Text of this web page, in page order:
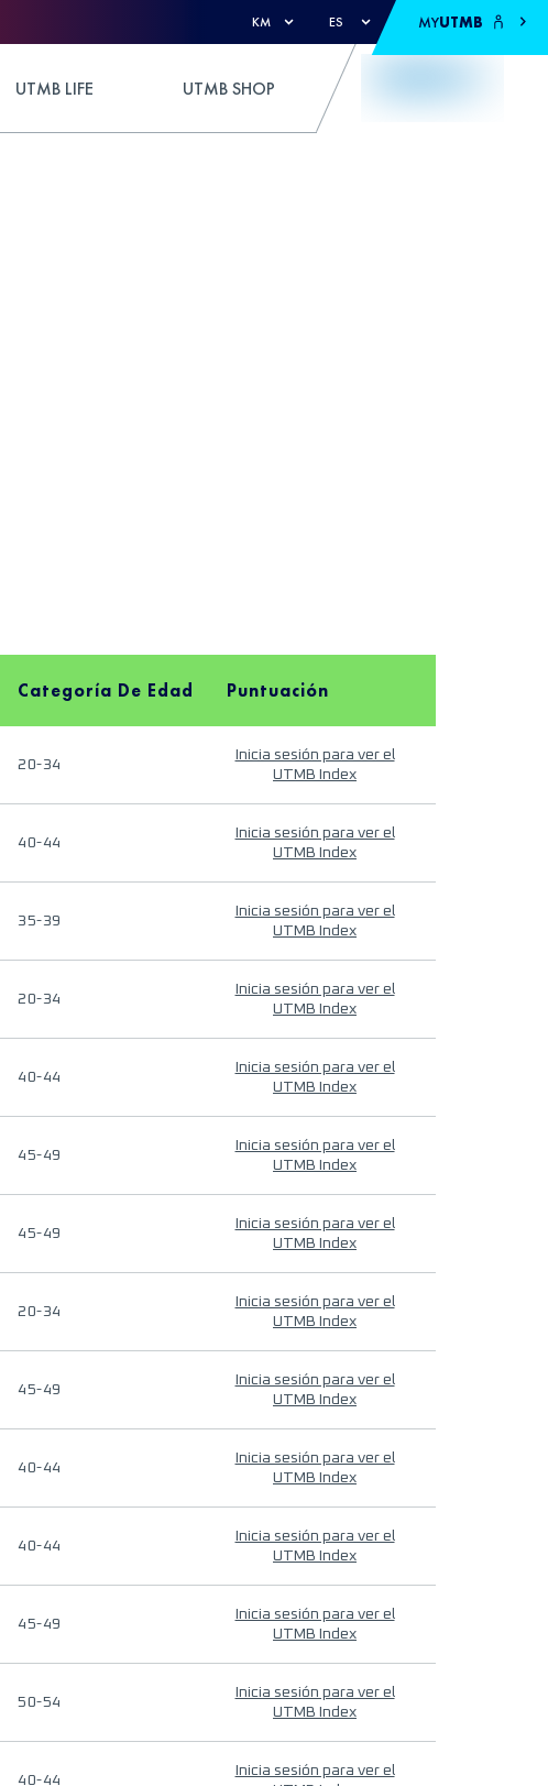
KM ES MYUTMB
UTMB LIFE UTMB SHOP
Categoría De Edad Puntuación
20-34
Inicia sesión para ver el
UTMB Index
40-44
Inicia sesión para ver el
UTMB Index
35-39
Inicia sesión para ver el
UTMB Index
20-34
Inicia sesión para ver el
UTMB Index
40-44
Inicia sesión para ver el
UTMB Index
45-49
Inicia sesión para ver el
UTMB Index
45-49
Inicia sesión para ver el
UTMB Index
20-34
Inicia sesión para ver el
UTMB Index
45-49
Inicia sesión para ver el
UTMB Index
40-44
Inicia sesión para ver el
UTMB Index
40-44
Inicia sesión para ver el
UTMB Index
45-49
Inicia sesión para ver el
UTMB Index
50-54
Inicia sesión para ver el
UTMB Index
40-44
Inicia sesión para ver el